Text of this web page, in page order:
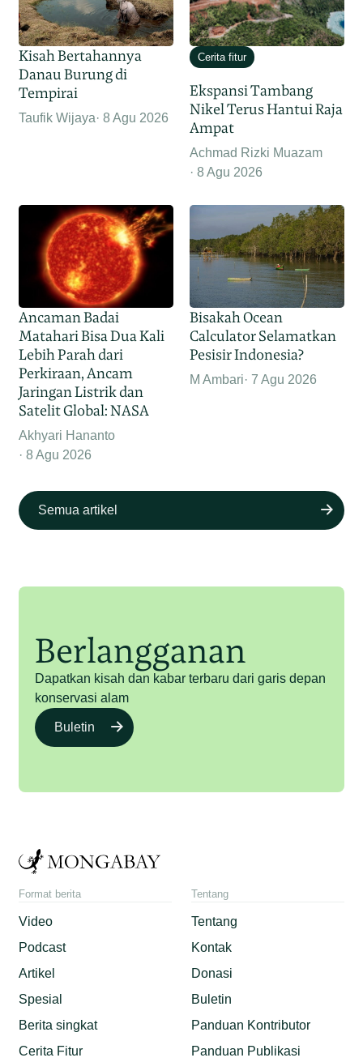
Kisah Bertahannya
Danau Burung di
Tempirai
Taufik Wijaya 8 Agu 2026
Cerita fitur
Ekspansi Tambang
Nikel Terus Hantui Raja
Ampat
Achmad Rizki Muazam
8 Agu 2026
Ancaman Badai
Matahari Bisa Dua Kali
Lebih Parah dari
Perkiraan, Ancam
Jaringan Listrik dan
Satelit Global: NASA
Akhyari Hananto
8 Agu 2026
Bisakah Ocean
Calculator Selamatkan
Pesisir Indonesia?
M Ambari 7 Agu 2026
Semua artikel
Berlangganan
Dapatkan kisah dan kabar terbaru dari garis depan
konservasi alam
Buletin
Format berita
Video
Podcast
Artikel
Spesial
Berita singkat
Cerita Fitur
Tentang
Tentang
Kontak
Donasi
Buletin
Panduan Kontributor
Panduan Publikasi